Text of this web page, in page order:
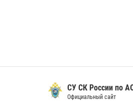
СУ СК России по
Официальный сайт